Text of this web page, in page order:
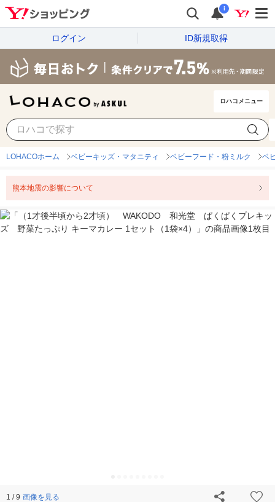
i
ログイン ID新規取得
ロハコメニュー
LOHACOホーム ベビーキッズ・マタニティ ベビーフード・粉ミルク ベ
熊本地震の影響について
1 / 9 画像を見る